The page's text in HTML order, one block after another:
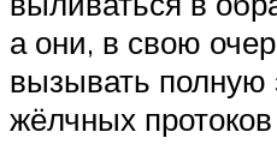
а они, в свою
вызывать полную
жёлчных протоков